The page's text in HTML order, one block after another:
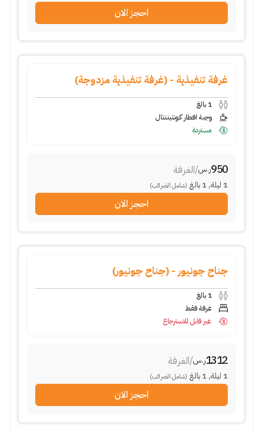
احجز الان
غرفة تنفيذية - (غرفة تنفيذية مزدوجة)
1 بالغ
وجبة افطار كونتيننتال
مستردة
950ر.س/الغرفة
1 ليلة,
1 بالغ (شامل الضرائب)
احجز الان
جناح جونيور - (جناح جونيور)
1 بالغ
غرفة فقط
غير قابل للاسترجاع
1312ر.س/الغرفة
1 ليلة,
1 بالغ (شامل الضرائب)
احجز الان